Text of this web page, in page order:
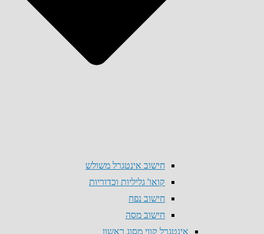
חישוב אינטגרל משולש
קואו' גליליות וכדוריות
חישוב נפח
חישוב מסה
אינטגרל קווי מסוג ראשון